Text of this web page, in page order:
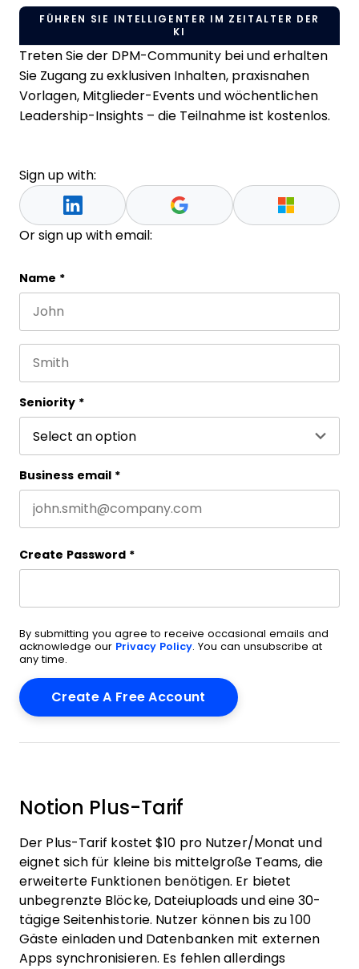
FÜHREN SIE INTELLIGENTER IM ZEITALTER DER
KI
Treten Sie der DPM-Community bei und erhalten
Sie Zugang zu exklusiven Inhalten, praxisnahen
Vorlagen, Mitglieder-Events und wöchentlichen
Leadership-Insights – die Teilnahme ist kostenlos.
Sign up with:
Or sign up with email:
URL
This field is for validation purposes and should be
Name *
Seniority *
Business email *
Create Password *
By submitting you agree to receive occasional emails and
acknowledge our Privacy Policy. You can unsubscribe at
any time.
Notion Plus-Tarif
Der Plus-Tarif kostet $10 pro Nutzer/Monat und
eignet sich für kleine bis mittelgroße Teams, die
erweiterte Funktionen benötigen. Er bietet
unbegrenzte Blöcke, Dateiuploads und eine 30-
tägige Seitenhistorie. Nutzer können bis zu 100
Gäste einladen und Datenbanken mit externen
Apps synchronisieren. Es fehlen allerdings